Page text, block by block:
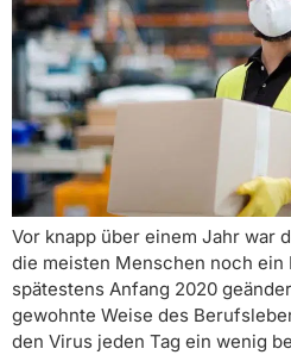
Vor knapp über einem Jahr war
die meisten Menschen noch ein
spätestens Anfang 2020
gewohnte Weise des
den Virus jeden Tag ein wenig